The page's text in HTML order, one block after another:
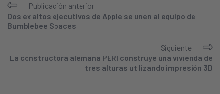
Publicación anterior
Dos ex altos ejecutivos de Apple se unen al equipo de
Bumblebee Spaces
Siguiente
La constructora alemana PERI construye una vivienda de
tres alturas utilizando impresión 3D